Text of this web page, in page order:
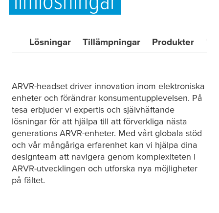
Lösningar Tillämpningar Produkter
ARVR-headset driver innovation inom elektroniska
enheter och förändrar konsumentupplevelsen. På
tesa erbjuder vi expertis och självhäftande
lösningar för att hjälpa till att förverkliga nästa
generations ARVR-enheter. Med vårt globala stöd
och vår mångåriga erfarenhet kan vi hjälpa dina
designteam att navigera genom komplexiteten i
ARVR-utvecklingen och utforska nya möjligheter
på fältet.